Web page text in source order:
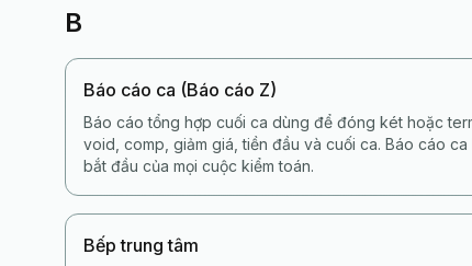
B
Báo cáo ca (Báo cáo Z)
Báo cáo tổng hợp cuối ca dùng để đóng két hoặc
void, comp, giảm giá, tiền đầu và cuối ca. Báo cáo
bắt đầu của mọi cuộc kiểm toán.
Bếp trung tâm